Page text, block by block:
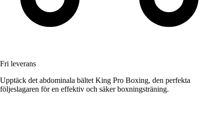
Fri leverans
Upptäck det abdominala bältet King Pro Boxing, den perfekta
följeslagaren för en effektiv och säker boxningsträning.